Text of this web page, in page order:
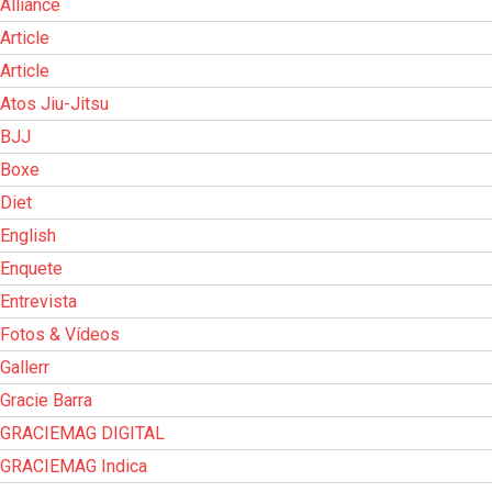
Alliance
Article
Article
Atos Jiu-Jitsu
BJJ
Boxe
Diet
English
Enquete
Entrevista
Fotos & Vídeos
Gallerr
Gracie Barra
GRACIEMAG DIGITAL
GRACIEMAG Indica